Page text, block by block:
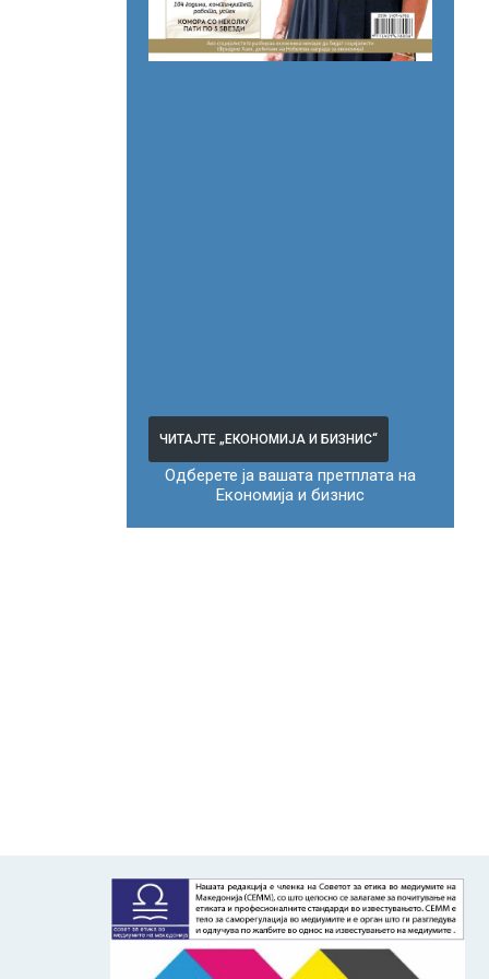
ЧИТАЈТЕ „ЕКОНОМИЈА И БИЗНИС“
Одберете ја вашата претплата на
Економија и бизнис